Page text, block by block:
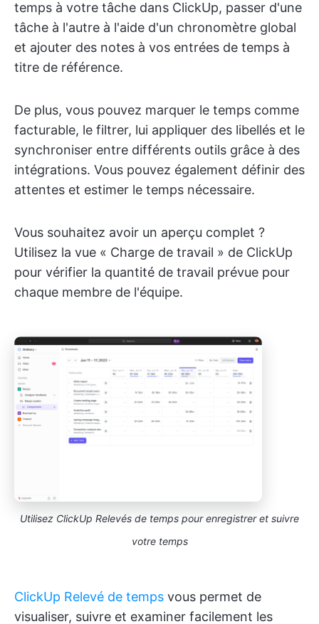
temps à votre tâche dans ClickUp, passer d'une
tâche à l'autre à l'aide d'un chronomètre global
et ajouter des notes à vos entrées de temps à
titre de référence.
De plus, vous pouvez marquer le temps comme
facturable, le filtrer, lui appliquer des libellés et le
synchroniser entre différents outils grâce à des
intégrations. Vous pouvez également définir des
attentes et estimer le temps nécessaire.
Vous souhaitez avoir un aperçu complet ?
Utilisez la vue « Charge de travail » de ClickUp
pour vérifier la quantité de travail prévue pour
chaque membre de l'équipe.
Utilisez ClickUp Relevés de temps pour enregistrer et suivre
votre temps
ClickUp Relevé de temps vous permet de
visualiser, suivre et examiner facilement les